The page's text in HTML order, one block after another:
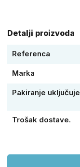
Detalji proizvoda
Referenca
Marka
Pakiranje uključuje
Trošak dostave.